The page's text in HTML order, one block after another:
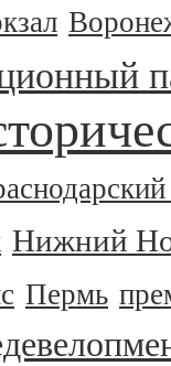
Нижний
Пермь